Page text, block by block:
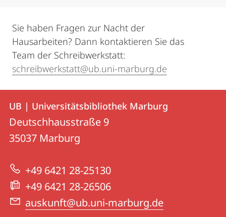
Sie haben Fragen zur Nacht der
Hausarbeiten? Dann kontaktieren Sie das
Team der Schreibwerkstatt:
schreibwerkstatt@ub.uni-marburg.de
Kontakt
und
Informationen
zur
Website
Kontaktinformationen
UB
|
Universitätsbibliothek
Marburg
UB | Universitätsbibliothek Marburg
Deutschhausstraße 9
35037 Marburg
+49 6421 28-25130
+49 6421 28-26506
auskunft@ub.uni-marburg.de